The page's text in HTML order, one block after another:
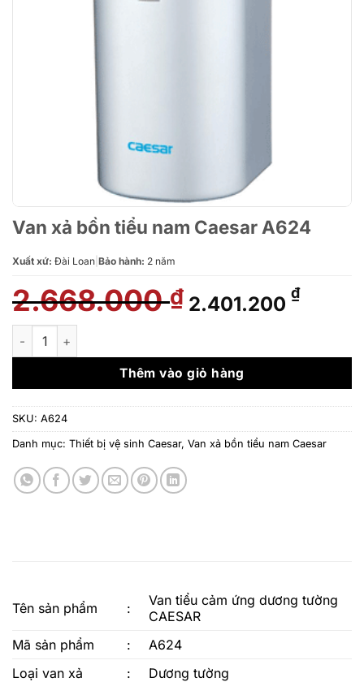
Van xả bồn tiểu nam Caesar A624
Xuất xứ: Đài Loan Bảo hành: 2 năm
2.668.000₫ Giá
gốc
2.668.000 ₫.
2.401.200 ₫Giá
là:
Van xả bồn tiểu nam Caesar A624 số lượng
Thêm vào giỏ hàng
SKU: A624
Danh mục: Thiết bị vệ sinh Caesar, Van xả bồn tiểu nam Caesar
Tên sản phẩm :
Van tiểu cảm ứng dương tường
CAESAR
Mã sản phẩm
:
A624
Loại van xả
:
Dương tường